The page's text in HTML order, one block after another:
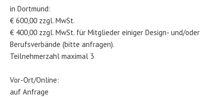
in Dortmund:
€ 600,00 zzgl. MwSt.
€ 400,00 zzgl. MwSt. für Mitglieder einiger Design- und/oder
Berufsverbände (bitte anfragen).
Teilnehmerzahl maximal 3
Vor-Ort/Online:
auf Anfrage